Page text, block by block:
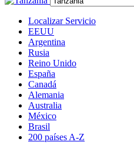
Localizar Servicio
EEUU
Argentina
Rusia
Reino Unido
España
Canadá
Alemania
Australia
México
Brasil
200 países A-Z